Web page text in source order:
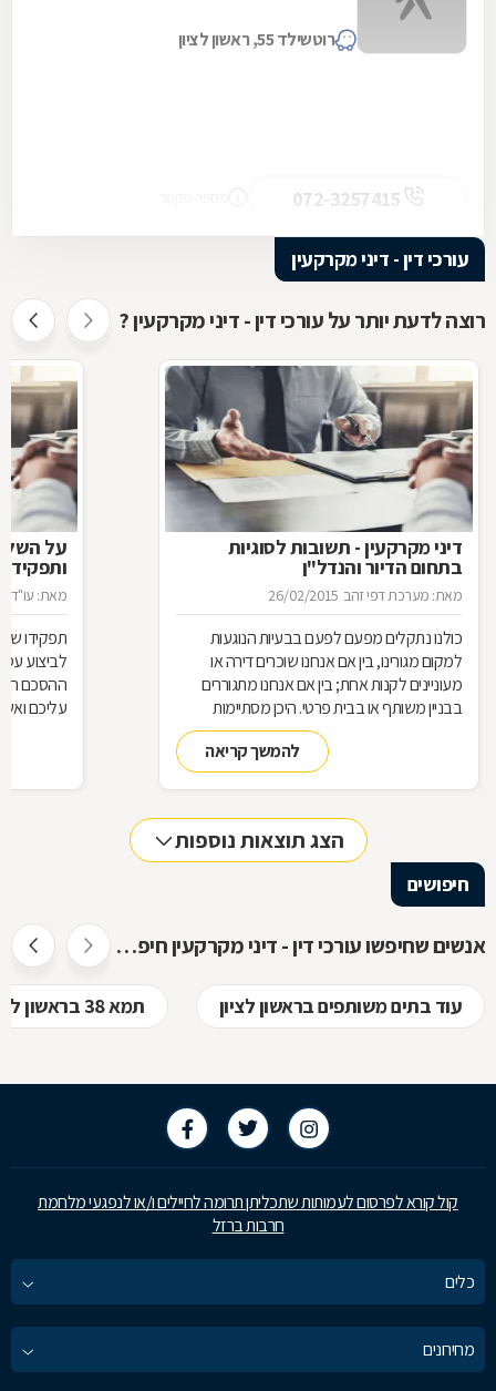
רוטשילד 55, ראשון לציון
עורכי דין - דיני מקרקעין
רוצה לדעת יותר על עורכי דין - דיני מקרקעין ?
דיני מקרקעין - תשובות לסוגיות
בתחום הדיור והנדל"ן
מאת: מערכת דפי זהב 26/02/2015
כולנו נתקלים מפעם לפעם בבעיות הנוגעות
למקום מגורינו, בין אם אנחנו שוכרים דירה או
מעוניינים לקנות אחת; בין אם אנחנו מתגוררים
בבניין משותף או בבית פרטי. היכן מסתיימות
זכויותינו ביחס לשכנינו? מה אומר החוק בקשר
לחריגות בנייה? האם בניית ממ"ד מחייבת את כל
הדיירים וכו'. כדי לקבל מושג בנוגע למעמדנו
המקרקעין, ריכזנו שאלות שנשאלו בפורום
מקרקעין, ואשר נענו ע"י עו"ד אילן קרייטר
להמשך קריאה
מאת: עו"ד
תפקידו
ההסכם
עליכם
הצג תוצאות נוספות
חיפושים
אנשים שחיפשו עורכי דין - דיני מקרקעין חיפשו גם
עוד בתים משותפים בראשון לציון תמא 38 בראשון לציון
קול קורא לפרסום לעמותות שתכליתן תרומה לחיילים ו/או לנפגעי מלחמת
חרבות ברזל
כלים
מחירונים